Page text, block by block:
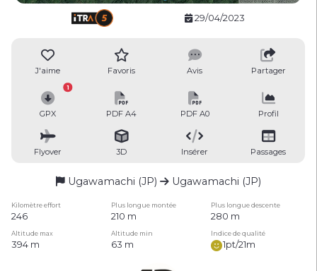
29/04/2023
J'aime Favoris Avis Partager
GPX
1
PDF A4 PDF A0 Profil
Flyover 3D Insérer Passages
Ugawamachi (JP) Ugawamachi (JP)
Kilomètre effort Plus longue montée Plus longue descente
246 210 m 280 m
Altitude max Altitude min Indice de qualité
394 m 63 m 1pt/21m